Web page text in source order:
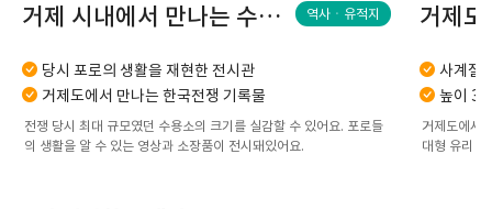
거제 시내에서 만나는 수용소 유적지 역사ㆍ유적지
당시 포로의 생활을 재현한 전시관
거제도에서 만나는 한국전쟁 기록물
전쟁 당시 최대 규모였던 수용소의 크기를 실감할 수 있어요. 포로들
의 생활을 알 수 있는 영상과 소장품이 전시돼있어요.
사계절
높이
거제도에서 정
대형 유리